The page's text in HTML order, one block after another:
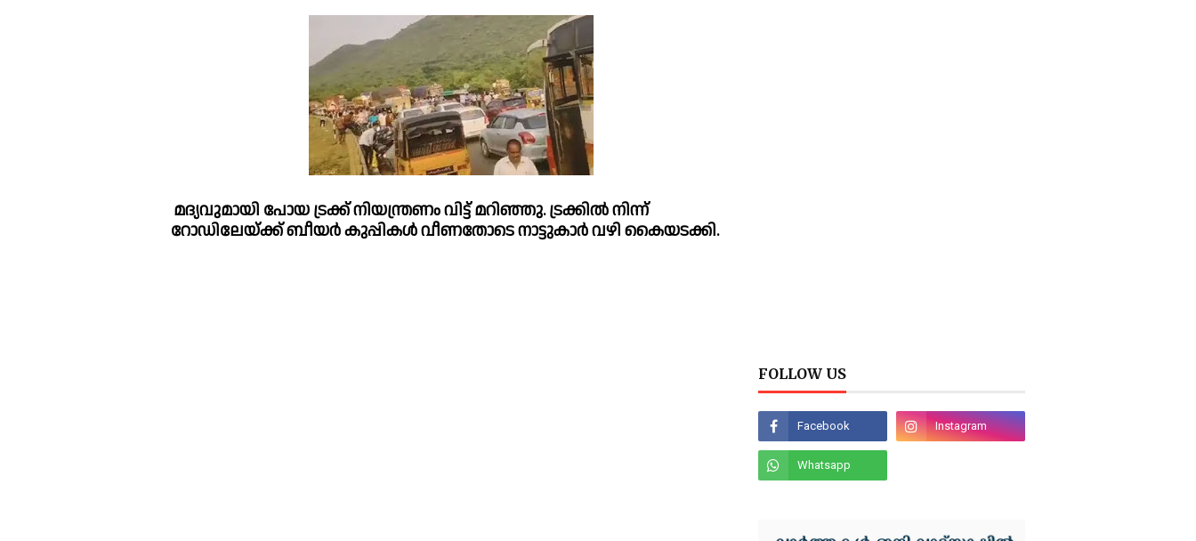
മദ്യവുമായി പോയ ട്രക്ക് നിയന്ത്രണം വിട്ട് മറിഞ്ഞു. ട്രക്കില്‍ നിന്ന്
റോഡിലേയ്ക്ക് ബീയര്‍ കുപ്പികള്‍ വീണതോടെ നാട്ടുകാര്‍ വഴി കെെയടക്കി.
FOLLOW US